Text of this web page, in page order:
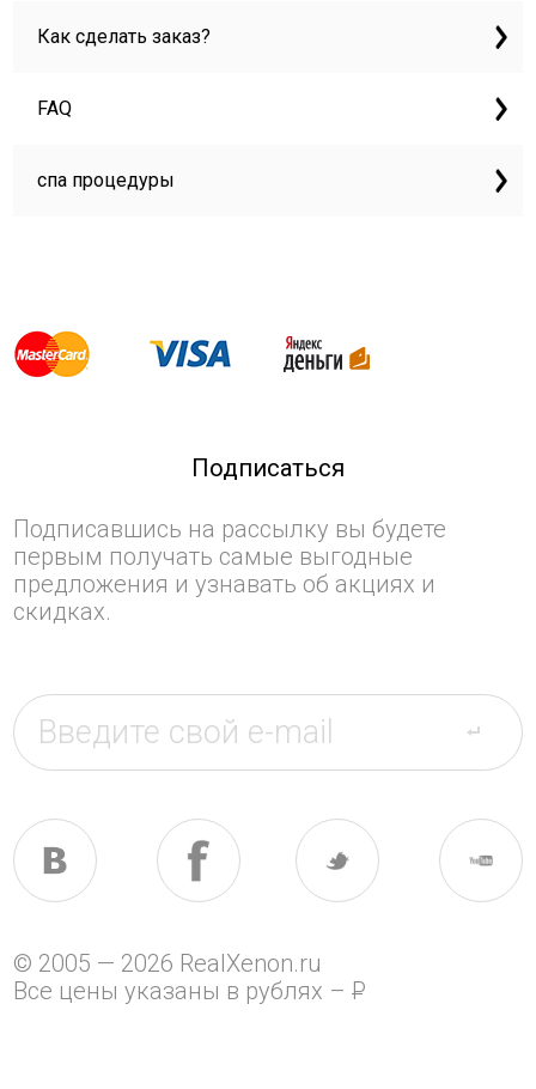
Как сделать заказ?
FAQ
спа процедуры
Подписаться
Подписавшись на рассылку вы будете
первым получать самые выгодные
предложения и узнавать об акциях и
скидках.
© 2005 — 2026 RealXenon.ru
Все цены указаны в рублях –P